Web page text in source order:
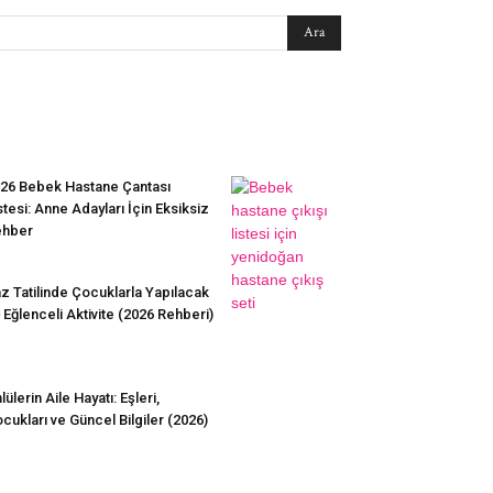
Bebek Hastane Çantası
Anne Adayları İçin Eksiksiz
Tatilinde Çocuklarla Yapılacak
Eğlenceli Aktivite (2026 Rehberi)
Aile Hayatı: Eşleri,
ve Güncel Bilgiler (2026)